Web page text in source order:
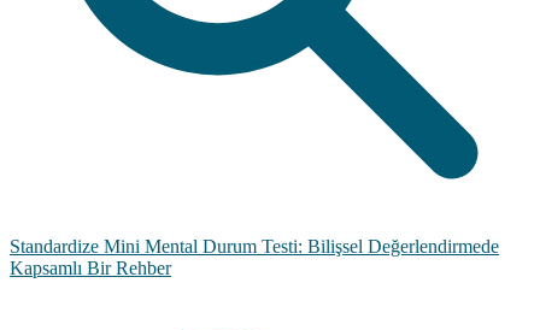
Standardize Mini Mental Durum Testi: Bilişsel Değerlendirmede
Kapsamlı Bir Rehber